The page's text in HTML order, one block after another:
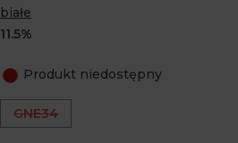
białe
11.5%
Produkt niedostępny
GNE34